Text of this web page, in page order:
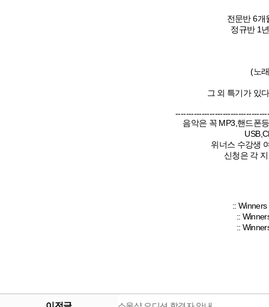
전문반 6개
정규반 1
(노래
그 외 특기가 있
음악은 꼭 MP3,핸드폰
위너스 수강생
신청은 각
::
::
::